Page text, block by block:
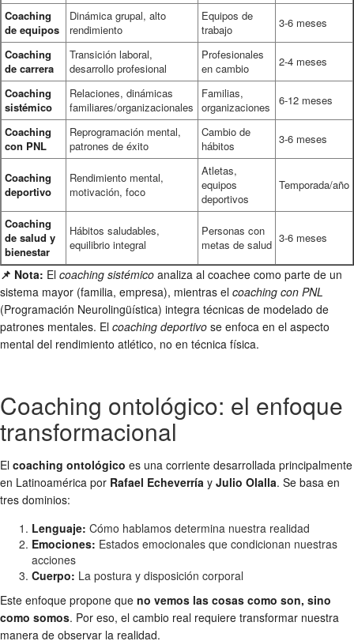
Coaching
de equipos
Dinámica grupal, alto
rendimiento
Equipos de
trabajo
3-6 meses
Coaching
de carrera
Transición laboral,
desarrollo profesional
Profesionales
en cambio
2-4 meses
Coaching
sistémico
Relaciones, dinámicas
familiares/organizacionales
Familias,
organizaciones
6-12 meses
Coaching
con PNL
Reprogramación mental,
patrones de éxito
Cambio de
hábitos
3-6 meses
Coaching
deportivo
Rendimiento mental,
motivación, foco
Atletas,
equipos
deportivos
Temporada/año
Coaching
de salud y
bienestar
Hábitos saludables,
equilibrio integral
Personas con
metas de salud 3-6 meses
📌 Nota: El coaching sistémico analiza al coachee como parte de un
sistema mayor (familia, empresa), mientras el coaching con PNL
(Programación Neurolingüística) integra técnicas de modelado de
patrones mentales. El coaching deportivo se enfoca en el aspecto
mental del rendimiento atlético, no en técnica física.
Coaching ontológico: el enfoque
transformacional
El coaching ontológico es una corriente desarrollada principalmente
en Latinoamérica por Rafael Echeverría y Julio Olalla. Se basa en
tres dominios:
Lenguaje: Cómo hablamos determina nuestra realidad
Emociones: Estados emocionales que condicionan nuestras
acciones
Cuerpo: La postura y disposición corporal
Este enfoque propone que no vemos las cosas como son, sino
como somos. Por eso, el cambio real requiere transformar nuestra
manera de observar la realidad.